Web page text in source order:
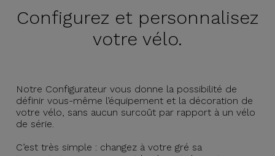
Configurez et personnalisez
votre vélo.
Notre Configurateur vous donne la possibilité de
définir vous-même l’équipement et la décoration de
votre vélo, sans aucun surcoût par rapport à un vélo
de série.
C’est très simple : changez à votre gré sa